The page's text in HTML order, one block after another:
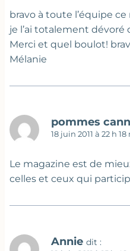
bravo à toute l’équipe
je l’ai totalement dévoré
Merci et quel boulot!
Mélanie
pommes
18 juin 2011 à 22 h
Le magazine est de
celles et ceux qui
Annie dit :